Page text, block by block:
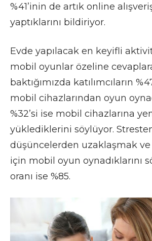
%41’inin de artık online
yaptıklarını bildiriyor.
Evde yapılacak en keyifli
mobil oyunlar özeline
baktığımızda katılımcıların
mobil cihazlarından oyun
%32’si ise mobil cihazlarına
yüklediklerini söylüyor.
düşüncelerden uzaklaşmak
için mobil oyun oynadıklarını
oranı ise %85.